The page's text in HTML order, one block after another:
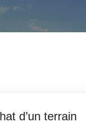
d’un terrain